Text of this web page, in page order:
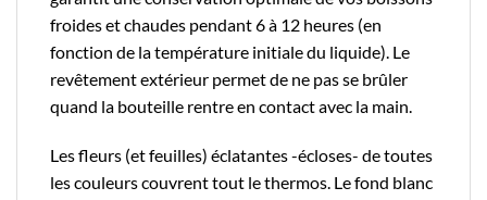
froides et chaudes pendant 6 à 12 heures (en
fonction de la température initiale du liquide). Le
revêtement extérieur permet de ne pas se brûler
quand la bouteille rentre en contact avec la main.
Les fleurs (et feuilles) éclatantes -écloses- de toutes
les couleurs couvrent tout le thermos. Le fond blanc